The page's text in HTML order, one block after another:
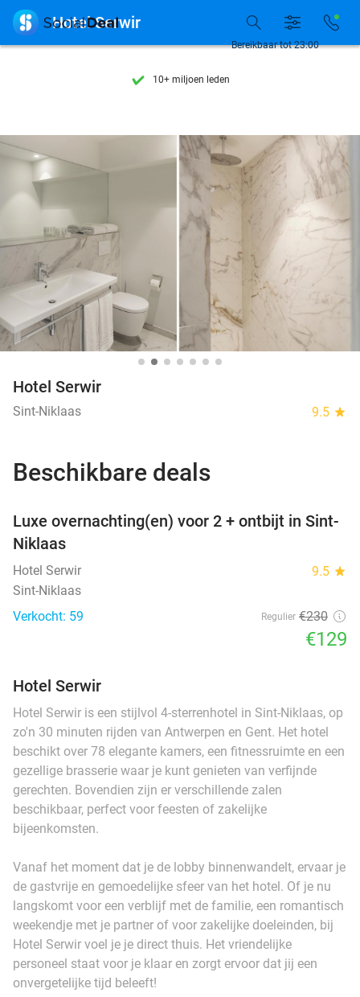
7 dagen per week beschikbaar
10+ miljoen leden
7 dagen per week beschikbaar
10+ miljoen leden
Bereikbaar tot 23:00
 Hotel Serwir
Hotel Serwir
Sint-Niklaas 9.5 star
Beschikbare deals
Luxe overnachting(en) voor 2 + ontbijt in Sint-
Niklaas
Hotel Serwir 9.5 star
Sint-Niklaas
Verkocht: 59
Regulier €230
€129
Hotel Serwir
Hotel Serwir is een stijlvol 4-sterrenhotel in Sint-Niklaas, op
zo'n 30 minuten rijden van Antwerpen en Gent. Het hotel
beschikt over 78 elegante kamers, een fitnessruimte en een
gezellige brasserie waar je kunt genieten van verfijnde
gerechten. Bovendien zijn er verschillende zalen
beschikbaar, perfect voor feesten of zakelijke
bijeenkomsten.
Vanaf het moment dat je de lobby binnenwandelt, ervaar je
de gastvrije en gemoedelijke sfeer van het hotel. Of je nu
langskomt voor een verblijf met de familie, een romantisch
weekendje met je partner of voor zakelijke doeleinden, bij
Hotel Serwir voel je je direct thuis. Het vriendelijke
personeel staat voor je klaar en zorgt ervoor dat jij een
onvergetelijke tijd beleeft!